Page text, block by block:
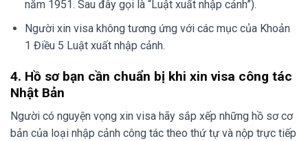
năm 1951. Sau đây gọi là “Luật xuất nhập cảnh”).
Người xin visa không tương ứng với các mục của Khoản
1 Điều 5 Luật xuất nhập cảnh.
4. Hồ sơ bạn cần chuẩn bị khi xin visa công tác
Nhật Bản
Người có nguyện vọng xin visa hãy sắp xếp những hồ sơ cơ
bản của loại nhập cảnh công tác theo thứ tự và nộp trực tiếp